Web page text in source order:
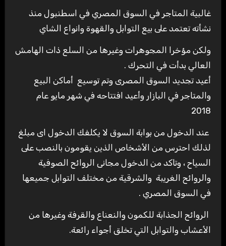
غالبية المتاجر في السوق المصري في اسطنبول منذ
نشأته تعتمد على بيع التوابل والقهوة وانواع الشاي
ولكن مؤخرا المجوهرات وغيرها من السلع ذات الهامش
العالي بدأت في التحرك .
أعيد تجديد السوق المصرى وتم توسيع أماكن البيع
والمتاجر في البازار وأعيد افتتاحه في شهر مايو عام
2018
عند الدخول من بوابة السوق لا يكلفك الدخول اى مبلغ
لذلك احترس من الأشخاص الذين يقومون بالنصب على
السياح ، وتاكد من الدخول مجانى الروائح الصوفية
والروائح الغريبة والشرقية من مختلف التوابل جميعها
في السوق المصري .
الروائح الجذابة للكمون والنعناع والقرفة وغيرها من
الأعشاب والتوابل التي تخلق أجواء رائعة.